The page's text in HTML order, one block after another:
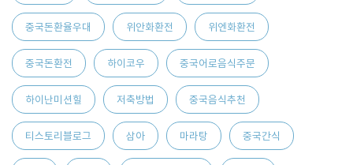
중국돈환율우대 위안화환전 위엔화환전
중국돈환전 하이코우 중국어로음식주문
하이난미션힐 저축방법 중국음식추천
티스토리블로그 삼아 마라탕 중국간식